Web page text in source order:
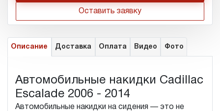
Оставить заявку
Описание Доставка Оплата Видео Фото
Автомобильные накидки Cadillac
Escalade 2006 - 2014
Автомобильные накидки на сидения — это не